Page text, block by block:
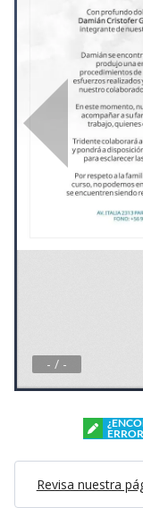
Revisa nuestra